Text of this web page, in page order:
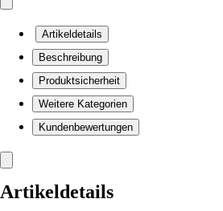
Artikeldetails
Beschreibung
Produktsicherheit
Weitere Kategorien
Kundenbewertungen
Artikeldetails